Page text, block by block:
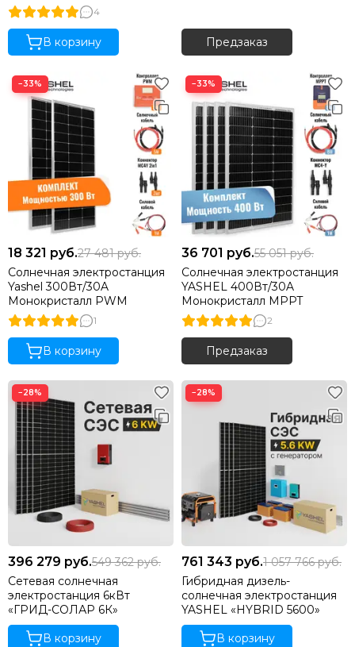
4
В корзину Предзаказ
−33%
18 321 руб.27 481руб.
Солнечная электростанция
Yashel 300Вт/30A
Монокристалл PWM
1
В корзину
−33%
36 701 руб.55 051руб.
Солнечная электростанция
YASHEL 400Вт/30A
Монокристалл MPPT
2
Предзаказ
−28%
396 279 руб.549 362руб.
Сетевая солнечная
электростанция 6кВт
«ГРИД-СОЛАР 6К»
В корзину
−28%
761 343 руб.1 057 766руб.
Гибридная дизель-
солнечная электростанция
YASHEL «HYBRID 5600»
В корзину